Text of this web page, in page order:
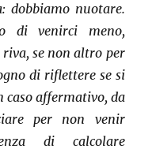
dobbiamo nuotare.
di venirci meno,
se non altro per
di riflettere se si
caso affermativo, da
per non venir
di calcolare